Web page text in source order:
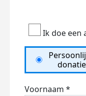
Ik doe een
donatie
Voornaam *